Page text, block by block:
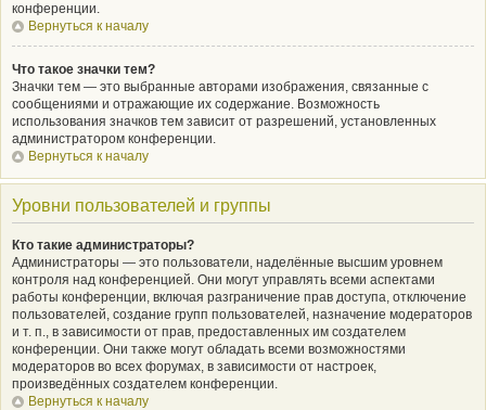
конференции.
Вернуться к началу
Что такое значки тем?
Значки тем — это выбранные авторами изображения, связанные с
сообщениями и отражающие их содержание. Возможность
использования значков тем зависит от разрешений, установленных
администратором конференции.
Вернуться к началу
Уровни пользователей и группы
Кто такие администраторы?
Администраторы — это пользователи, наделённые высшим уровнем
контроля над конференцией. Они могут управлять всеми аспектами
работы конференции, включая разграничение прав доступа, отключение
пользователей, создание групп пользователей, назначение модераторов
и т. п., в зависимости от прав, предоставленных им создателем
конференции. Они также могут обладать всеми возможностями
модераторов во всех форумах, в зависимости от настроек,
произведённых создателем конференции.
Вернуться к началу